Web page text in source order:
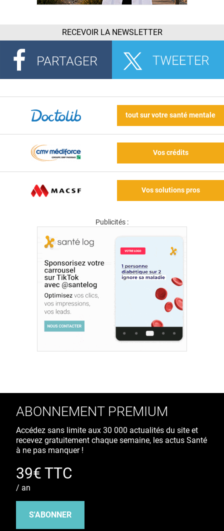
RECEVOIR LA NEWSLETTER
tout sur votre santé mentale
Vos crédits
Vos solutions pros
Publicités :
ABONNEMENT PREMIUM
Accédez sans limite aux 30 000 actualités du site et
recevez gratuitement chaque semaine, les actus Santé
à ne pas manquer !
39€ TTC
/ an
S'ABONNER